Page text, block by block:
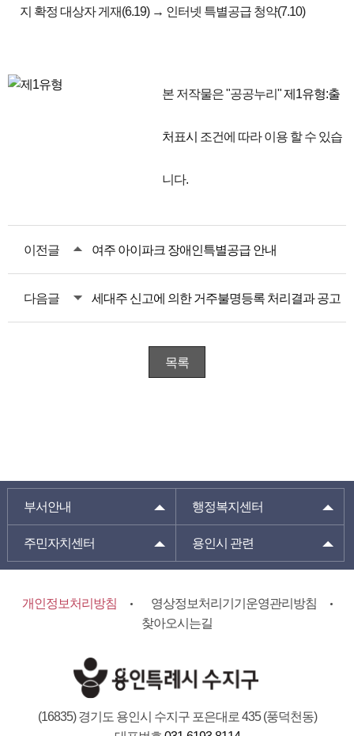
지 확정 대상자 게재(6.19) → 인터넷 특별공급 청약(7.10)
본 저작물은 "공공누리"제1유형:출
처표시 조건에 따라 이용 할 수 있습
니다.
이전글 여주 아이파크 장애인특별공급 안내
다음글 세대주 신고에 의한 거주불명등록 처리결과 공고
목록
부서안내 행정복지센터
주민자치센터 용인시 관련
개인정보처리방침
영상정보처리기기운영관리방침
찾아오시는길
(16835) 경기도 용인시 수지구 포은대로 435 (풍덕천동)